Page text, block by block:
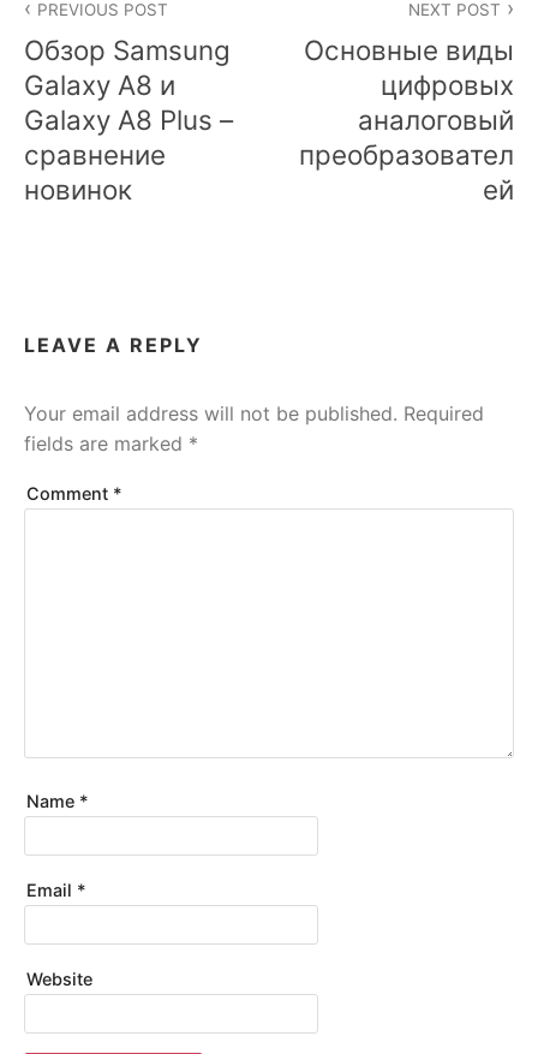
navigation
PREVIOUS POST
Обзор Samsung
Galaxy A8 и
Galaxy A8 Plus –
сравнение
новинок
NEXT POST
Основные виды
цифровых
аналоговый
преобразовател
ей
LEAVE A REPLY
Your email address will not be published. Required
fields are marked *
Comment *
Name *
Email *
Website